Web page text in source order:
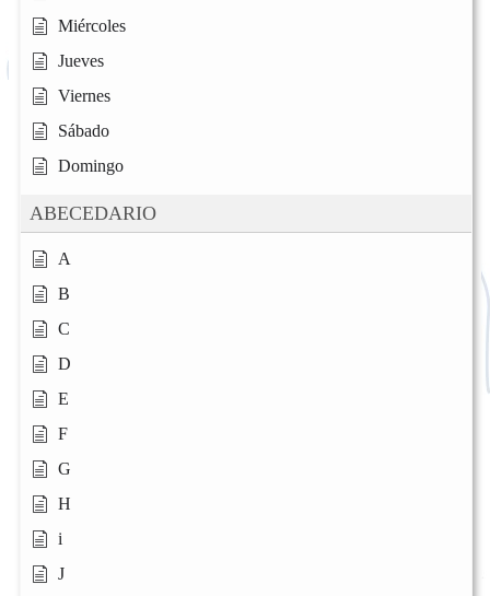
Miércoles
Jueves
Viernes
Sábado
Domingo
ABECEDARIO
A
B
C
D
E
F
G
H
i
J